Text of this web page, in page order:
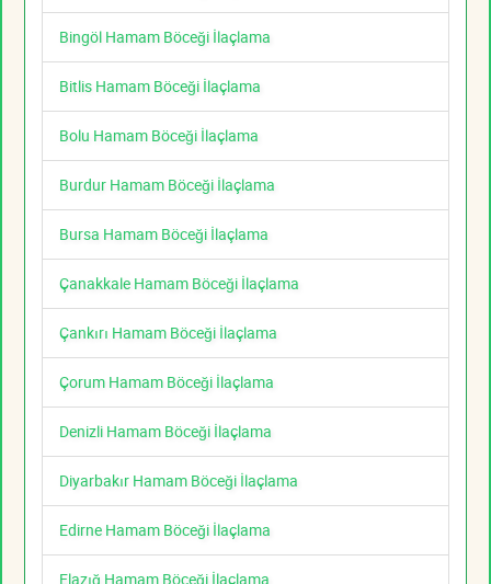
Bingöl Hamam Böceği İlaçlama
Bitlis Hamam Böceği İlaçlama
Bolu Hamam Böceği İlaçlama
Burdur Hamam Böceği İlaçlama
Bursa Hamam Böceği İlaçlama
Çanakkale Hamam Böceği İlaçlama
Çankırı Hamam Böceği İlaçlama
Çorum Hamam Böceği İlaçlama
Denizli Hamam Böceği İlaçlama
Diyarbakır Hamam Böceği İlaçlama
Edirne Hamam Böceği İlaçlama
Elazığ Hamam Böceği İlaçlama